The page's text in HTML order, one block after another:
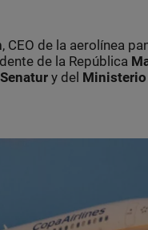
, CEO de la aerolínea
de la República
Senatur y del Ministerio